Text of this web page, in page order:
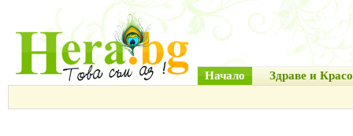
Начало Здраве и